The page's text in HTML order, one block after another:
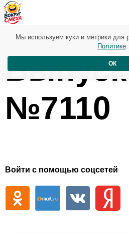
Выпуск
№7110
Войти с помощью соцсетей
Мы используем куки и метрики для
Политике.
ОК